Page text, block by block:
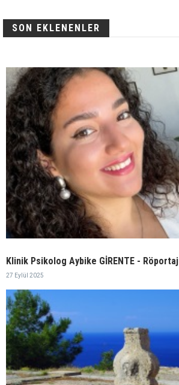
SON EKLENENLER
Klinik Psikolog Aybike GİRENTE - Röportaj
27 Eylül 2025